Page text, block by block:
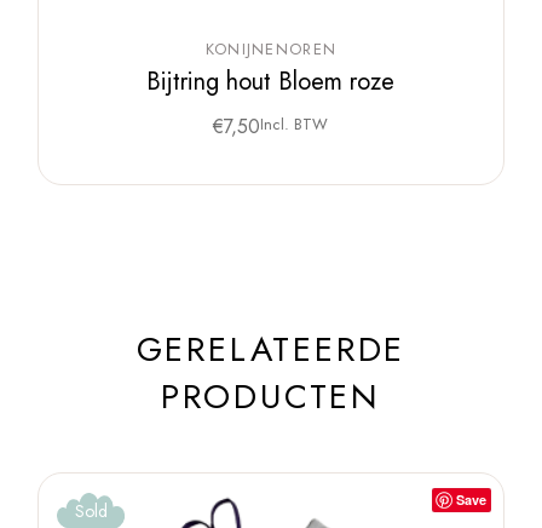
KONIJNENOREN
Bijtring hout Bloem roze
€7,50Incl. BTW
GERELATEERDE
PRODUCTEN
Save
Sold